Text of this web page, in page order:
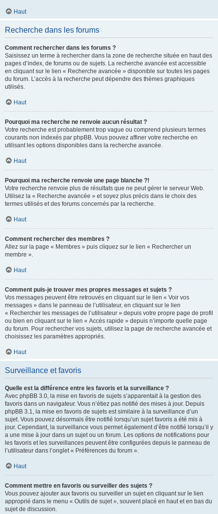
Haut
Recherche dans les forums
Comment rechercher dans les forums ?
Saisissez un terme à rechercher dans la zone de recherche située en haut des
pages d’index, de forums ou de sujets. La recherche avancée est accessible
en cliquant sur le lien « Recherche avancée » disponible sur toutes les pages
du forum. L’accès à la recherche peut dépendre des thèmes graphiques
utilisés.
Haut
Pourquoi ma recherche ne renvoie aucun résultat ?
Votre recherche est probablement trop vague ou comprend plusieurs termes
courants non indexés par phpBB. Vous pouvez affiner votre recherche en
utilisant les options disponibles dans la recherche avancée.
Haut
Pourquoi ma recherche renvoie une page blanche ?!
Votre recherche renvoie plus de résultats que ne peut gérer le serveur Web.
Utilisez la « Recherche avancée » et soyez plus précis dans le choix des
termes utilisés et des forums concernés par la recherche.
Haut
Comment rechercher des membres ?
Allez sur la page « Membres » puis cliquez sur le lien « Rechercher un
membre ».
Haut
Comment puis-je trouver mes propres messages et sujets ?
Vos messages peuvent être retrouvés en cliquant sur le lien « Voir vos
messages » dans le panneau de l’utilisateur, en cliquant sur le lien
« Rechercher les messages de l’utilisateur » depuis votre propre page de profil
ou bien en cliquant sur le lien « Accès rapide » depuis n’importe quelle page
du forum. Pour rechercher vos sujets, utilisez la page de recherche avancée et
choisissez les paramètres appropriés.
Haut
Surveillance et favoris
Quelle est la différence entre les favoris et la surveillance ?
Avec phpBB 3.0, la mise en favoris de sujets s’apparentait à la gestion des
favoris dans un navigateur. Vous n’étiez pas notifié des mises à jour. Depuis
phpBB 3.1, la mise en favoris de sujets est similaire à la surveillance d’un
sujet. Vous pouvez désormais être notifié lorsqu’un sujet favoris a été mis à
jour. Cependant, la surveillance vous permet également d’être notifié lorsqu’il y
a une mise à jour dans un sujet ou un forum. Les options de notifications pour
les favoris et les surveillances peuvent être configurées depuis le panneau de
l’utilisateur dans l’onglet « Préférences du forum ».
Haut
Comment mettre en favoris ou surveiller des sujets ?
Vous pouvez ajouter aux favoris ou surveiller un sujet en cliquant sur le lien
approprié dans le menu « Outils de sujet », souvent placé en haut et en bas du
sujet de discussion.